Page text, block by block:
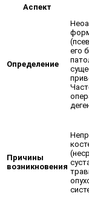
Аспект
Определение
его
Причины
возникновения